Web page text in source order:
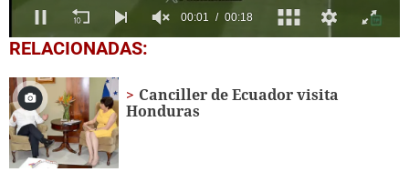
0
seconds
18
seconds
RELACIONADAS:
Canciller de Ecuador visita
Honduras